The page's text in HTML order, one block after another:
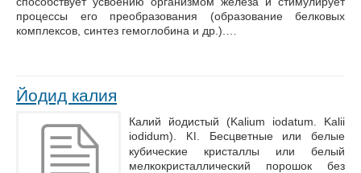
процессы его преобразования (образование белковых
комплексов, синтез гемоглобина и др.).…
Йодид калия
Калий йодистый (Kalium iodatum. Kalii
iodidum).
KI
. Бесцветные или белые
кубические кристаллы или белый
мелкокристаллический порошок без